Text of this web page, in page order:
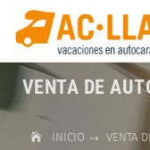
VENTA DE
INICIO VENTA